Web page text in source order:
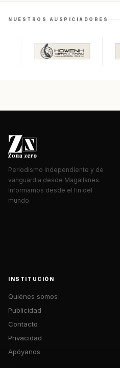
NUESTROS AUSPICIADORES
Periodismo independiente y de
vanguardia desde Magallanes.
Informamos desde el fin del
mundo.
INSTITUCIÓN
Quiénes somos
Publicidad
Contacto
Privacidad
Apóyanos